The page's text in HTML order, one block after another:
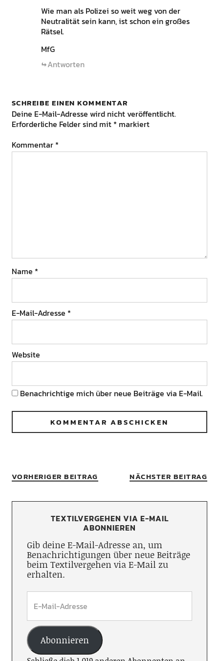
Wie man als Polizei so weit weg von der
Neutralität sein kann, ist schon ein großes
Rätsel.
MfG
Antworten
SCHREIBE EINEN KOMMENTAR
Deine E-Mail-Adresse wird nicht veröffentlicht.
Erforderliche Felder sind mit * markiert
Kommentar *
Name *
E-Mail-Adresse *
Website
Benachrichtige mich über neue Beiträge via E-Mail.
VORHERIGER BEITRAG NÄCHSTER BEITRAG
TEXTILVERGEHEN VIA E-MAIL
ABONNIEREN
Gib deine E-Mail-Adresse an, um
Benachrichtigungen über neue Beiträge
beim Textilvergehen via E-Mail zu
erhalten.
Abonnieren